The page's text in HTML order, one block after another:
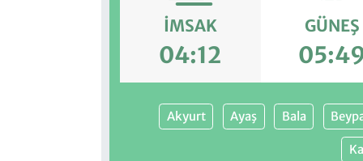
İMSAK
04:12
GÜNEŞ
Akyurt Ayaş Bala